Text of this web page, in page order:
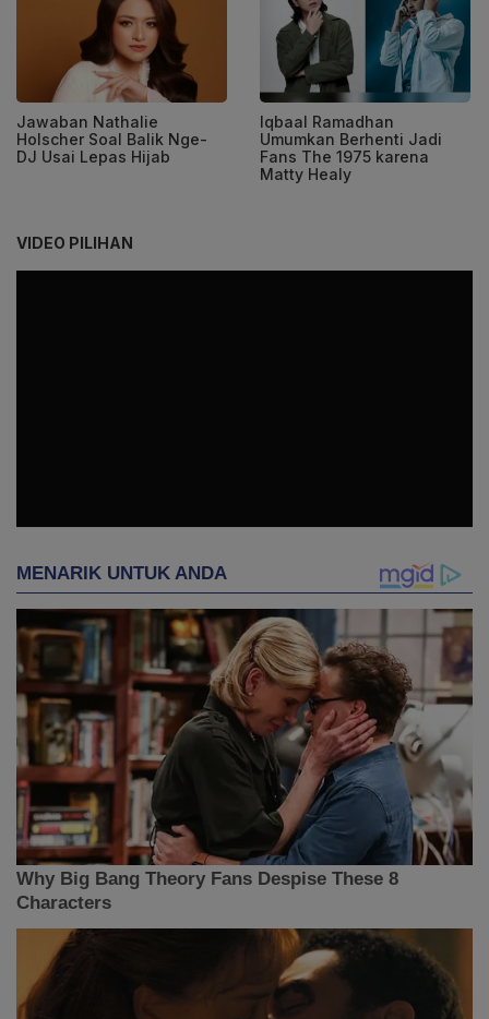
Jawaban Nathalie
Holscher Soal Balik Nge-
DJ Usai Lepas Hijab
Iqbaal Ramadhan
Umumkan Berhenti Jadi
Fans The 1975 karena
Matty Healy
VIDEO PILIHAN